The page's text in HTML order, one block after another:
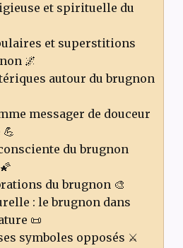
et spirituelle du
et superstitions
🌌
autour du brugnon
messager de douceur
du brugnon
du brugnon 🎨
: le brugnon dans
📜
symboles opposés ⚔️